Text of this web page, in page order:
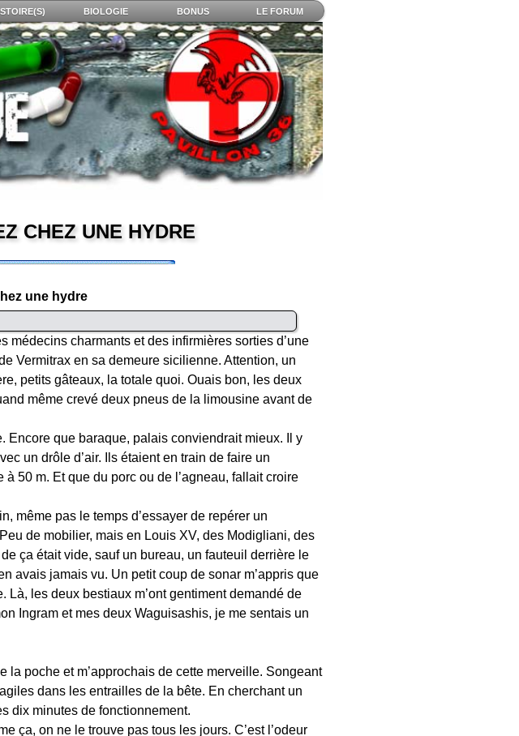
CHEZ UNE HYDRE
une hydre
médecins charmants et des infirmières sorties d’une
Vermitrax en sa demeure sicilienne. Attention, un
petits gâteaux, la totale quoi. Ouais bon, les deux
même crevé deux pneus de la limousine avant de
Encore que baraque, palais conviendrait mieux. Il y
un drôle d’air. Ils étaient en train de faire un
à 50 m. Et que du porc ou de l’agneau, fallait croire
même pas le temps d’essayer de repérer un
de mobilier, mais en Louis XV, des Modigliani, des
ça était vide, sauf un bureau, un fauteuil derrière le
avais jamais vu. Un petit coup de sonar m’appris que
les deux bestiaux m’ont gentiment demandé de
Ingram et mes deux Waguisashis, je me sentais un
la poche et m’approchais de cette merveille. Songeant
dans les entrailles de la bête. En cherchant un
dix minutes de fonctionnement.
ça, on ne le trouve pas tous les jours. C’est l’odeur
BIOLOGIE BONUS LE FORUM